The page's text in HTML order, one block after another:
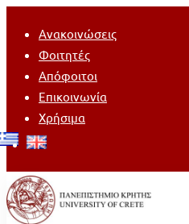
Ανακοινώσεις
Φοιτητές
Απόφοιτοι
Επικοινωνία
Χρήσιμα